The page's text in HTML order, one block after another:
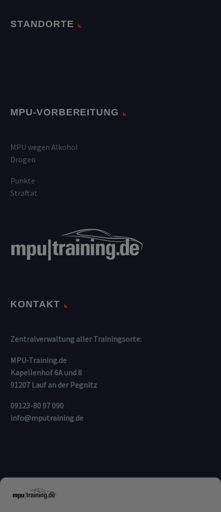
STANDORTE
MPU-VORBEREITUNG
MPU wegen Alkohol
Drogen
Punkte
Straftat
KONTAKT
Zentralverwaltung aller Trainingsorte:
MPU-Training.de
Kapellenhof 6A und 8
91207 Lauf an der Pegnitz
09123-80 97 090
info@mputraining.de